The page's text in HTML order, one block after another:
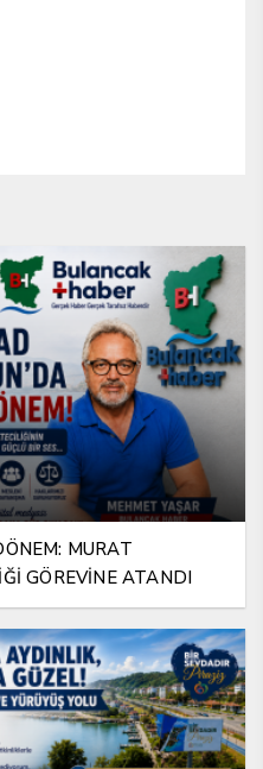
MURAT
GÖREVİNE ATANDI